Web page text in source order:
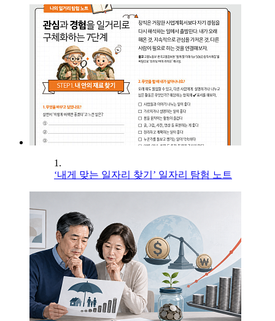
1.
‘내게 맞는 일자리 찾기’ 일자리 탐험 노트